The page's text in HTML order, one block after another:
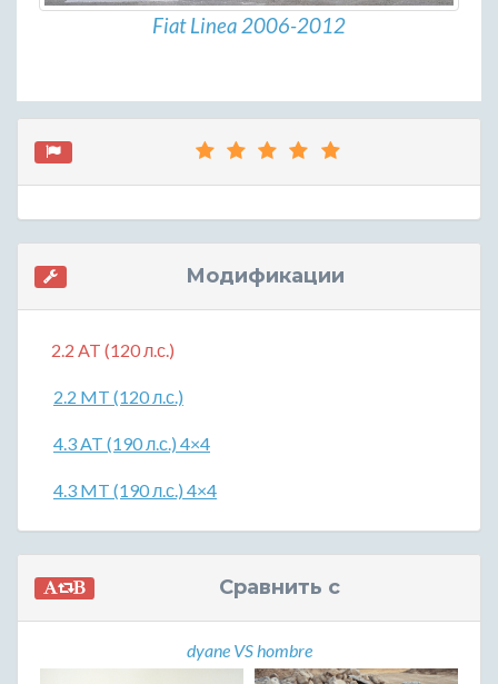
Fiat Linea 2006-2012
Модификации
2.2 AT (120 л.с.)
2.2 MT (120 л.с.)
4.3 AT (190 л.с.) 4×4
4.3 MT (190 л.с.) 4×4
Сравнить с
dyane VS hombre